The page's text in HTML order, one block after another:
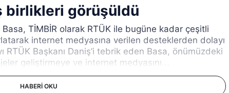
birlikleri görüşüldü
TİMBİR olarak RTÜK ile bugüne kadar çeşitli
internet medyasına verilen desteklerden dolayı
Başkanı Daniş’i tebrik eden Basa, önümüzdeki
geliştirmeye ve internet medyasını...
HABERI OKU